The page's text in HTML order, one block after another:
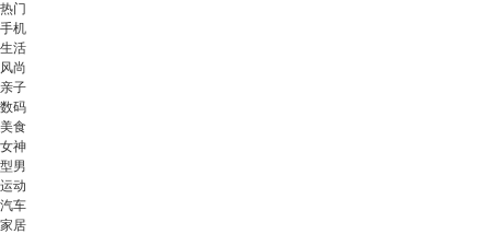
热门
手机
生活
风尚
亲子
数码
美食
女神
型男
运动
汽车
家居